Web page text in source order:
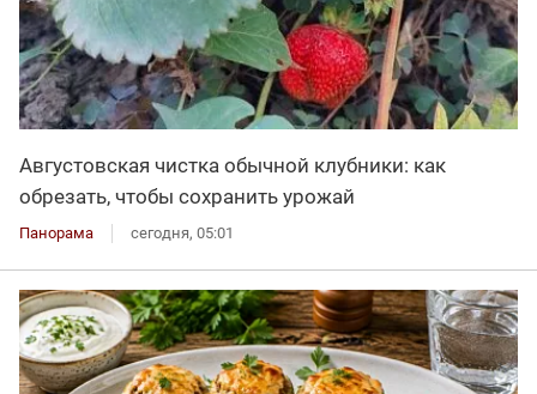
Августовская чистка обычной клубники: как
обрезать, чтобы сохранить урожай
Панорама сегодня, 05:01